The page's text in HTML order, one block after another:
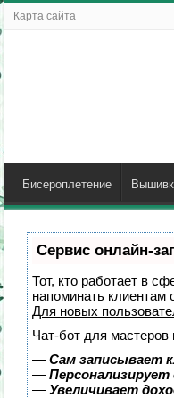
Карта сайта
Бисероплетение
Сервис онлайн-
Тот, кто работает в
напоминать
Для новых
Чат-бот для мастеров
— Сам записывает
—
— Увеличивает